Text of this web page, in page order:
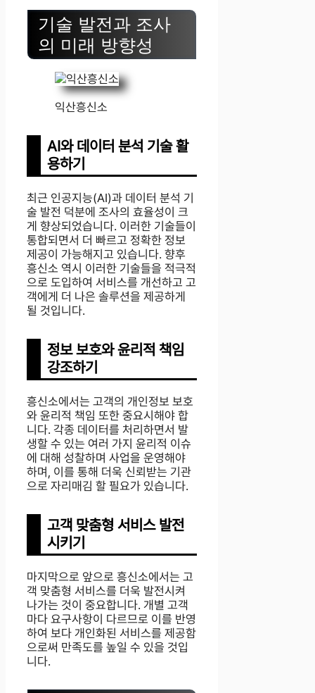
기술 발전과 조사
의 미래 방향성
익산흥신소
AI와 데이터 분석 기술 활
용하기
최근 인공지능(AI)과 데이터 분석 기
술 발전 덕분에 조사의 효율성이 크
게 향상되었습니다. 이러한 기술들이
통합되면서 더 빠르고 정확한 정보
제공이 가능해지고 있습니다. 향후
흥신소 역시 이러한 기술들을 적극적
으로 도입하여 서비스를 개선하고 고
객에게 더 나은 솔루션을 제공하게
될 것입니다.
정보 보호와 윤리적 책임
강조하기
흥신소에서는 고객의 개인정보 보호
와 윤리적 책임 또한 중요시해야 합
니다. 각종 데이터를 처리하면서 발
생할 수 있는 여러 가지 윤리적 이슈
에 대해 성찰하며 사업을 운영해야
하며, 이를 통해 더욱 신뢰받는 기관
으로 자리매김 할 필요가 있습니다.
고객 맞춤형 서비스 발전
시키기
마지막으로 앞으로 흥신소에서는 고
객 맞춤형 서비스를 더욱 발전시켜
나가는 것이 중요합니다. 개별 고객
마다 요구사항이 다르므로 이를 반영
하여 보다 개인화된 서비스를 제공함
으로써 만족도를 높일 수 있을 것입
니다.